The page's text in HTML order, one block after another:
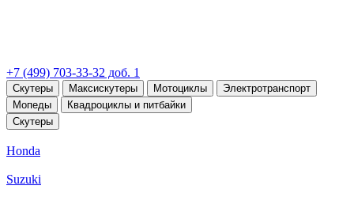
+7 (499) 703-33-32 доб. 1
Скутеры Максискутеры Мотоциклы
Электротранспорт
Мопеды
Квадроциклы и питбайки
Скутеры
Honda
Suzuki